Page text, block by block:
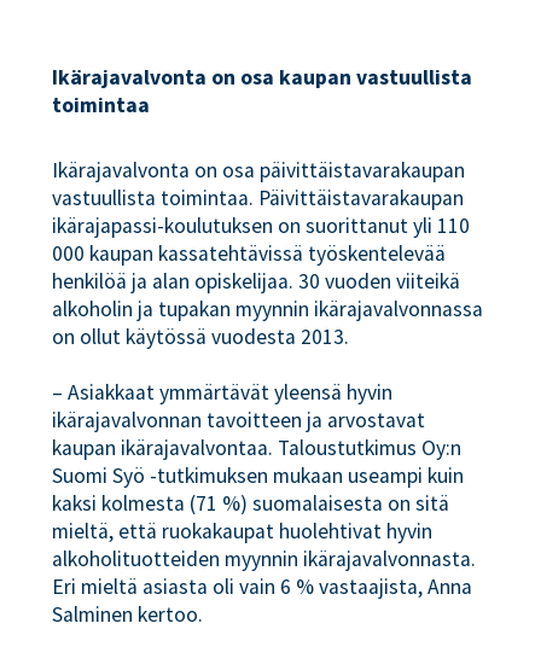
Ikärajavalvonta on osa kaupan vastuullista
toimintaa
Ikärajavalvonta on osa päivittäistavarakaupan
vastuullista toimintaa. Päivittäistavarakaupan
ikärajapassi-koulutuksen on suorittanut yli 110
000 kaupan kassatehtävissä työskentelevää
henkilöä ja alan opiskelijaa. 30 vuoden viiteikä
alkoholin ja tupakan myynnin ikärajavalvonnassa
on ollut käytössä vuodesta 2013.
– Asiakkaat ymmärtävät yleensä hyvin
ikärajavalvonnan tavoitteen ja arvostavat
kaupan ikärajavalvontaa. Taloustutkimus Oy:n
Suomi Syö -tutkimuksen mukaan useampi kuin
kaksi kolmesta (71 %) suomalaisesta on sitä
mieltä, että ruokakaupat huolehtivat hyvin
alkoholituotteiden myynnin ikärajavalvonnasta.
Eri mieltä asiasta oli vain 6 % vastaajista, Anna
Salminen kertoo.